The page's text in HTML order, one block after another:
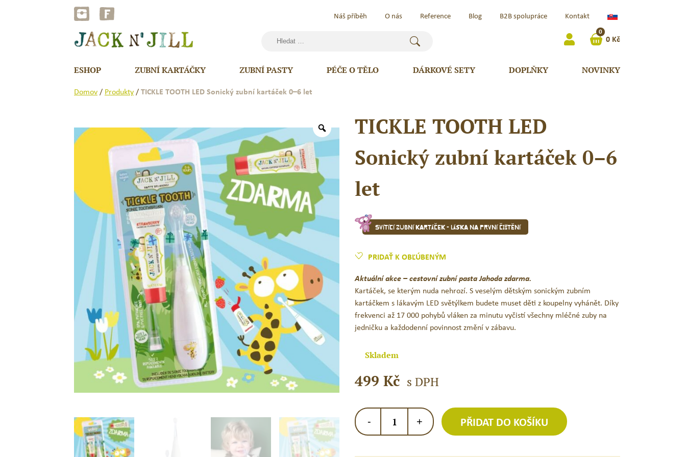
Náš příběh O nás Reference Blog B2B spolupráce Kontakt
Vyhledávání
0
0 Kč
ESHOP ZUBNÍ KARTÁČKY ZUBNÍ PASTY PÉČE O TĚLO DÁRKOVÉ SETY DOPLŇKY NOVINKY
Domov/ Produkty/TICKLE TOOTH LED Sonický zubní kartáček 0–6 let
TICKLE TOOTH LED
Sonický zubní kartáček 0–6
let
Svítící zubní kartáček - láska na první čištění
PRIDAŤ K OBĽÚBENÝM
Aktuální akce – cestovní zubní pasta Jahoda zdarma.
Kartáček, se kterým nuda nehrozí. S veselým dětským sonickým zubním
kartáčkem s lákavým LED světýlkem budete muset děti z koupelny vyhánět. Díky
frekvenci až 17 000 pohybů vláken za minutu vyčistí všechny mléčné zuby na
jedničku a každodenní povinnost změní v zábavu.
Skladem
499 Kč s DPH
-
TICKLE
TOOTH
LED
+ PŘIDAT DO KOŠÍKU